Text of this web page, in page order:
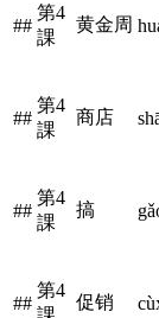
##
第4
課
黄金周
##
第4
課
商店
##
第4
課
搞
##
第4
促销